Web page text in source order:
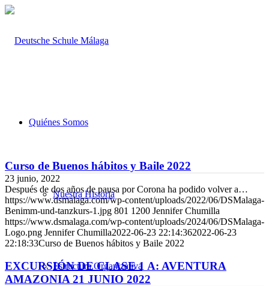
Quiénes Somos
Nuestra Historia
Estructura Organizativa
Curso de Buenos hábitos y Baile 2022
23 junio, 2022
Después de dos años de pausa por Corona ha podido volver a…
https://www.dsmalaga.com/wp-content/uploads/2022/06/DSMalaga-
Benimm-und-tanzkurs-1.jpg 801 1200 Jennifer Chumilla
https://www.dsmalaga.com/wp-content/uploads/2024/06/DSMalaga-
Logo.png Jennifer Chumilla2022-06-23 22:14:362022-06-23
22:18:33Curso de Buenos hábitos y Baile 2022
EXCURSIÓN DE CLASE 1 A: AVENTURA
AMAZONIA 21 JUNIO 2022